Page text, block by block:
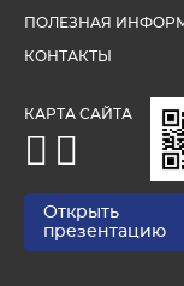
ПОЛЕЗНАЯ
КОНТАКТЫ
КАРТА САЙТА
Открыть
презентацию